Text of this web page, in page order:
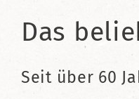
Das
Seit über 60